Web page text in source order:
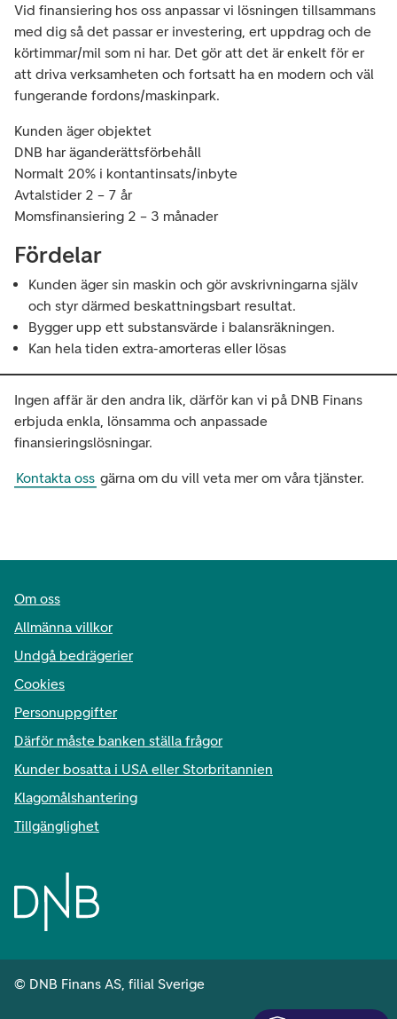
Vid finansiering hos oss anpassar vi lösningen tillsammans
med dig så det passar er investering, ert uppdrag och de
körtimmar/mil som ni har. Det gör att det är enkelt för er
att driva verksamheten och fortsatt ha en modern och väl
fungerande fordons/maskinpark.
Kunden äger objektet
DNB har äganderättsförbehåll
Normalt 20% i kontantinsats/inbyte
Avtalstider 2 – 7 år
Momsfinansiering 2 – 3 månader
Fördelar
Kunden äger sin maskin och gör avskrivningarna själv
och styr därmed beskattningsbart resultat.
Bygger upp ett substansvärde i balansräkningen.
Kan hela tiden extra-amorteras eller lösas
Ingen affär är den andra lik, därför kan vi på DNB Finans
erbjuda enkla, lönsamma och anpassade
finansieringslösningar.
Kontakta oss gärna om du vill veta mer om våra tjänster.
Om oss
Allmänna villkor
Undgå bedrägerier
Cookies
Personuppgifter
Därför måste banken ställa frågor
Kunder bosatta i USA eller Storbritannien
Klagomålshantering
Tillgänglighet
© DNB Finans AS, filial Sverige